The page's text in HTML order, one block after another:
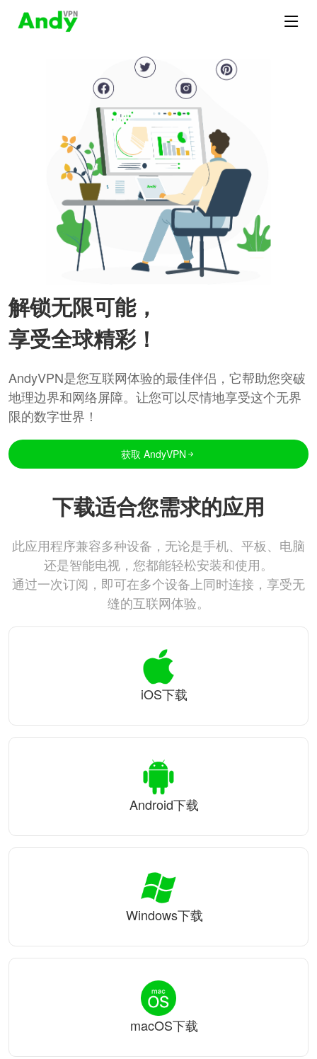
解锁无限可能，
享受全球精彩！
AndyVPN是您互联网体验的最佳伴侣，它帮助您突破
地理边界和网络屏障。让您可以尽情地享受这个无界
限的数字世界！
获取 AndyVPN
下载适合您需求的应用
此应用程序兼容多种设备，无论是手机、平板、电脑
还是智能电视，您都能轻松安装和使用。
通过一次订阅，即可在多个设备上同时连接，享受无
缝的互联网体验。
iOS下载
Android下载
Windows下载
macOS下载